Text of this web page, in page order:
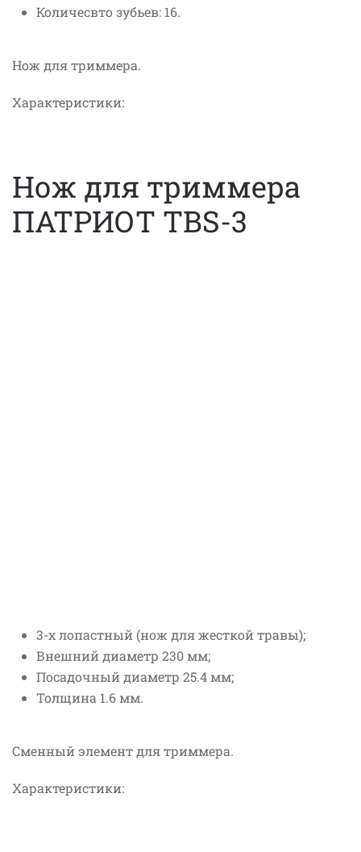
Количесвто зубьев: 16.
Нож для триммера.
Характеристики:
Нож для триммера
ПАТРИОТ TBS-3
3-х лопастный (нож для жесткой травы);
Внешний диаметр 230 мм;
Посадочный диаметр 25.4 мм;
Толщина 1.6 мм.
Сменный элемент для триммера.
Характеристики: